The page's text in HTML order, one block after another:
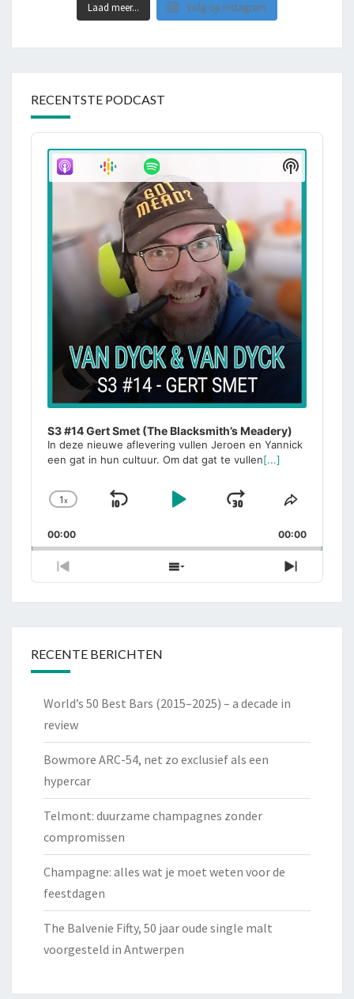
Laad meer... Volg op Instagram
RECENTSTE PODCAST
Audio
Player
S3 #14 Gert Smet (The Blacksmith’s Meadery)
In deze nieuwe aflevering vullen Jeroen en Yannick
een gat in hun cultuur. Om dat gat te vullen[...]
Change
Rate
1x
Skip
Play
Jump
Forward
Share
Episode
00:00 00:00
Previous
Show
List
Next
Show
Podcast
RECENTE BERICHTEN
World’s 50 Best Bars (2015–2025) – a decade in
review
Bowmore ARC-54, net zo exclusief als een
hypercar
Telmont: duurzame champagnes zonder
compromissen
Champagne: alles wat je moet weten voor de
feestdagen
The Balvenie Fifty, 50 jaar oude single malt
voorgesteld in Antwerpen